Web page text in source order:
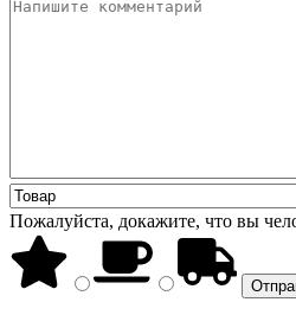
Пожалуйста, докажите, что вы